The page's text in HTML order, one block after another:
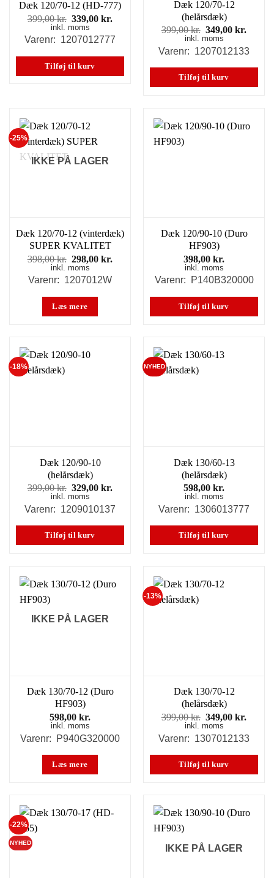
Dæk 120/70-12 (HD-777)
399,00kr. Den
oprindelige
pris
399,00 kr..
339,00kr.
pris
339,00 kr..
inkl. moms
Varenr: 1207012777
Tilføj til kurv
Dæk 120/70-12
(helårsdæk)
399,00kr. Den
oprindelige
pris
399,00 kr..
349,00kr.
pris
inkl. moms
Varenr: 1207012133
Tilføj til kurv
-25%
IKKE PÅ LAGER
Dæk 120/70-12 (vinterdæk)
SUPER KVALITET
398,00kr. Den
oprindelige
pris
398,00 kr..
298,00kr.
298,00 kr..
inkl. moms
Varenr: 1207012W
Læs mere
Dæk 120/90-10 (Duro
HF903)
398,00 kr.
inkl. moms
Varenr: P140B320000
Tilføj til kurv
-18%
Dæk 120/90-10
(helårsdæk)
399,00kr. Den
oprindelige
pris
399,00 kr..
329,00kr.Den
pris
329,00 kr..
inkl. moms
Varenr: 1209010137
Tilføj til kurv
NYHED
Dæk 130/60-13
(helårsdæk)
598,00 kr.
inkl. moms
Varenr: 1306013777
Tilføj til kurv
IKKE PÅ LAGER
Dæk 130/70-12 (Duro
HF903)
598,00 kr.
inkl. moms
Varenr: P940G320000
Læs mere
-13%
Dæk 130/70-12
(helårsdæk)
399,00kr. Den
oprindelige
pris
399,00 kr..
349,00kr.
pris
inkl. moms
Varenr: 1307012133
Tilføj til kurv
-22%
NYHED
IKKE PÅ LAGER